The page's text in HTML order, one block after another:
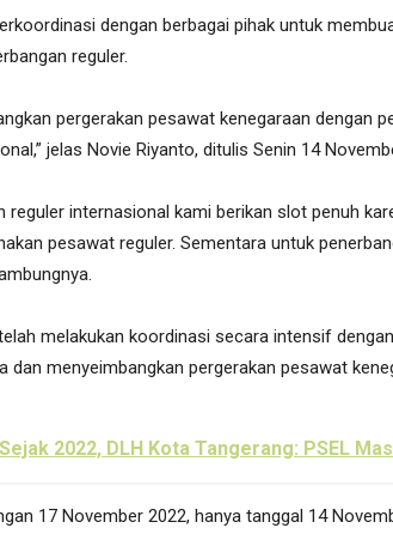
dengan berbagai pihak untuk
reguler.
pergerakan pesawat kenegaraan dengan
jelas Novie Riyanto, ditulis Senin 14
reguler internasional kami berikan slot penuh
pesawat reguler. Sementara untuk
melakukan koordinasi secara intensif
dan menyeimbangkan pergerakan pesawat
2022, DLH Kota Tangerang: PSEL
17 November 2022, hanya tanggal 14